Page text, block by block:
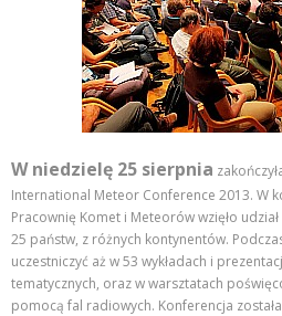
W niedzielę 25 sierpnia
International Meteor Conference 2013. W
Pracownię Komet i Meteorów wzięło
25 państw, z różnych kontynentów.
uczestniczyć aż w 53 wykładach i
tematycznych, oraz w warsztatach
pomocą fal radiowych. Konferencja